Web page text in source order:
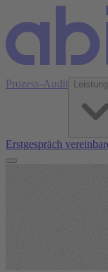
Prozess-Audit
Erstgespräch